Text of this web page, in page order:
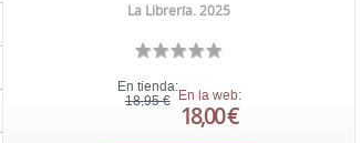
La Librería. 2025
En tienda:
18,95 € En la web:
18,00 €